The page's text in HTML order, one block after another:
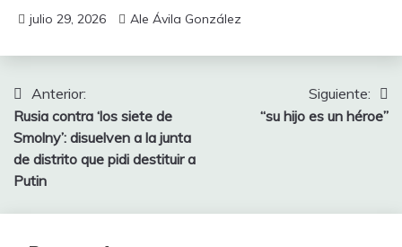
julio 29, 2026 Ale Ávila González
Navegación
de
entradas
Anterior:
Rusia contra ‘los siete de
Smolny’: disuelven a la junta
de distrito que pidi destituir a
Putin
Siguiente:
“su hijo es un héroe”